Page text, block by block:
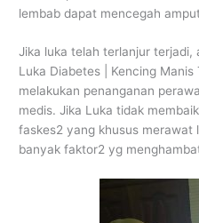
lembab dapat mencegah
Jika luka telah terlanjur terjadi,
Luka Diabetes | Kencing
melakukan penanganan
medis. Jika Luka tidak
faskes2 yang khusus merawat
banyak faktor2 yg